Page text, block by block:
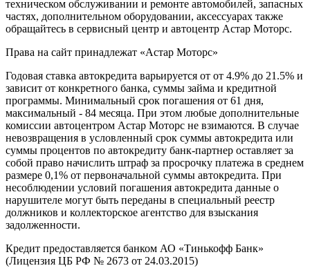
техническом обслуживании и ремонте автомобилей, запасных
частях, дополнительном оборудовании, аксессуарах также
обращайтесь в сервисный центр и автоцентр Астар Моторс.
Права на сайт принадлежат «Астар Моторс»
Годовая ставка автокредита варьируется от от 4.9% до 21.5% и
зависит от конкретного банка, суммы займа и кредитной
программы. Минимальный срок погашения от 61 дня,
максимальный - 84 месяца. При этом любые дополнительные
комиссии автоцентром Астар Моторс не взимаются. В случае
невозвращения в условленный срок суммы автокредита или
суммы процентов по автокредиту банк-партнер оставляет за
собой право начислить штраф за просрочку платежа в среднем
размере 0,1% от первоначальной суммы автокредита. При
несоблюдении условий погашения автокредита данные о
нарушителе могут быть переданы в специальный реестр
должников и коллекторское агентство для взыскания
задолженности.
Кредит предоставляется банком АО «Тинькофф Банк»
(Лицензия ЦБ РФ № 2673 от 24.03.2015)